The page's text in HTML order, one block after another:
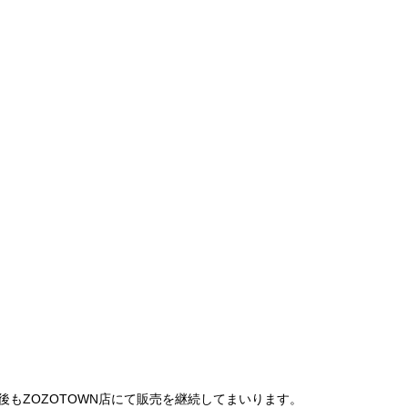
ZOZOTOWN店にて販売を継続してまいります。